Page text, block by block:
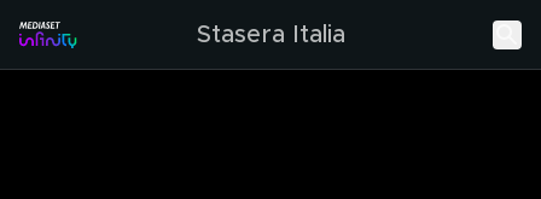
Stasera Italia